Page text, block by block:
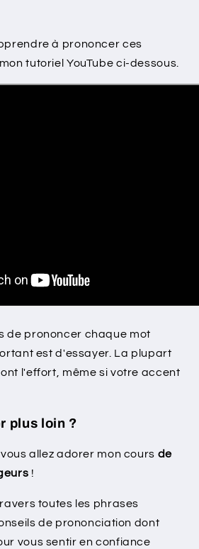
à prononcer ces
tutoriel YouTube ci-dessous.
de prononcer chaque mot
est d'essayer. La plupart
l'effort, même si votre accent
plus loin ?
allez adorer mon cours de
!
toutes les phrases
de prononciation dont
vous sentir en confiance